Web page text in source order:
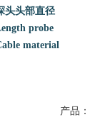
头头部直径
probe
material
产品：